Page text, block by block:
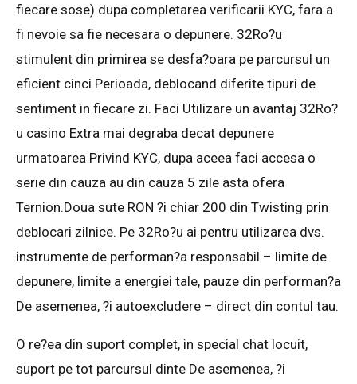
fiecare sose) dupa completarea verificarii KYC, fara a
fi nevoie sa fie necesara o depunere. 32Ro?u
stimulent din primirea se desfa?oara pe parcursul un
eficient cinci Perioada, deblocand diferite tipuri de
sentiment in fiecare zi. Faci Utilizare un avantaj 32Ro?
u casino Extra mai degraba decat depunere
urmatoarea Privind KYC, dupa aceea faci accesa o
serie din cauza au din cauza 5 zile asta ofera
Ternion.Doua sute RON ?i chiar 200 din Twisting prin
deblocari zilnice. Pe 32Ro?u ai pentru utilizarea dvs.
instrumente de performan?a responsabil – limite de
depunere, limite a energiei tale, pauze din performan?a
De asemenea, ?i autoexcludere – direct din contul tau.
O re?ea din suport complet, in special chat locuit,
suport pe tot parcursul dinte De asemenea, ?i